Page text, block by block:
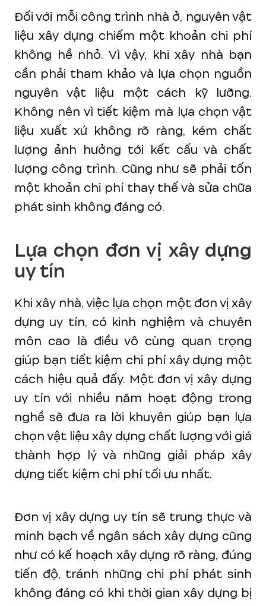
Đối với mỗi công trình nhà ở, nguyên vật
liệu xây dựng chiếm một khoản chi phí
không hề nhỏ. Vì vậy, khi xây nhà bạn
cần phải tham khảo và lựa chọn nguồn
nguyên vật liệu một cách kỹ lưỡng.
Không nên vì tiết kiệm mà lựa chọn vật
liệu xuất xứ không rõ ràng, kém chất
lượng ảnh hưởng tới kết cấu và chất
lượng công trình. Cũng như sẽ phải tốn
một khoản chi phí thay thế và sửa chữa
phát sinh không đáng có.
Lựa chọn đơn vị xây dựng
uy tín
Khi xây nhà, việc lựa chọn một đơn vị xây
dựng uy tín, có kinh nghiệm và chuyên
môn cao là điều vô cùng quan trọng
giúp bạn tiết kiệm chi phí xây dựng một
cách hiệu quả đấy. Một đơn vị xây dựng
uy tín với nhiều năm hoạt động trong
nghề sẽ đưa ra lời khuyên giúp bạn lựa
chọn vật liệu xây dựng chất lượng với giá
thành hợp lý và những giải pháp xây
dựng tiết kiệm chi phí tối ưu nhất.
Đơn vị xây dựng uy tín sẽ trung thực và
minh bạch về ngân sách xây dựng cũng
như có kế hoạch xây dựng rõ ràng, đúng
tiến độ, tránh những chi phí phát sinh
không đáng có khi thời gian xây dựng bị